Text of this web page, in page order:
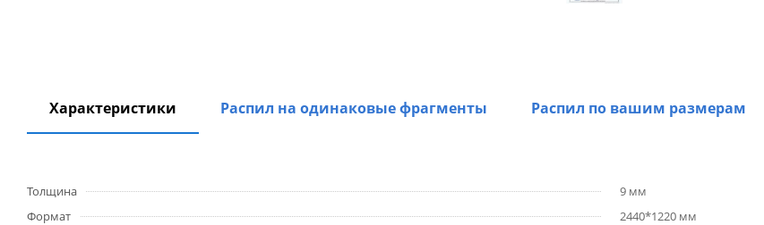
Характеристики Распил на одинаковые фрагменты Распил по вашим размерам
Толщина
9 мм
Формат
2440*1220 мм